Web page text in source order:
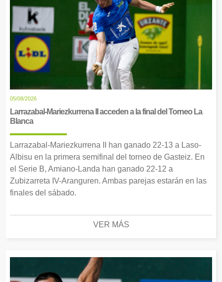
05/08/2026
Larrazabal-Mariezkurrena II acceden a la final del Torneo La
Blanca
Larrazabal-Mariezkurrena II han ganado 22-13 a Laso-
Albisu en la primera semifinal del torneo de Gasteiz. En
el Serie B, Amiano-Landa han ganado 22-12 a
Zubizarreta IV-Aranguren. Ambas parejas estarán en las
finales del sábado.
VER MÁS